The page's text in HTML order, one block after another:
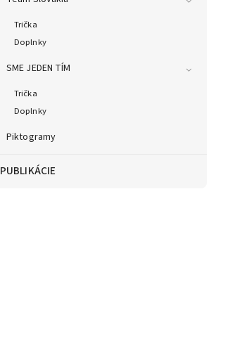
Trička
Doplnky
SME JEDEN TÍM
Trička
Doplnky
Piktogramy
PUBLIKÁCIE